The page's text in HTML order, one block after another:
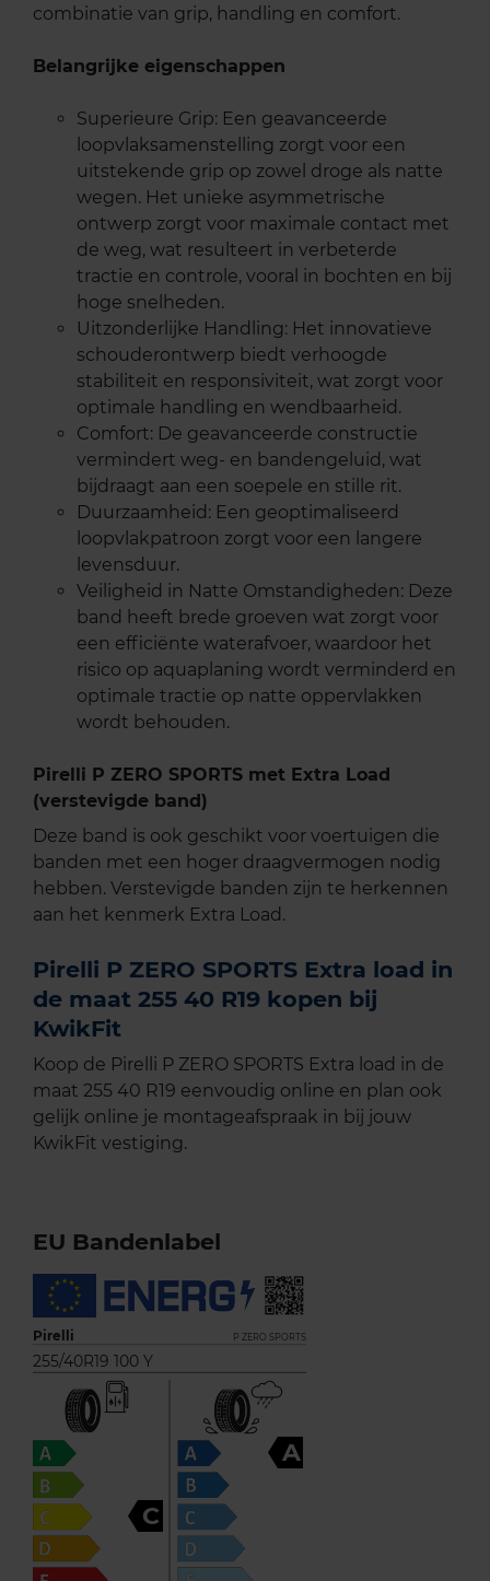
combinatie van grip, handling en comfort.
Belangrijke eigenschappen
Superieure Grip: Een geavanceerde
loopvlaksamenstelling zorgt voor een
uitstekende grip op zowel droge als natte
wegen. Het unieke asymmetrische
ontwerp zorgt voor maximale contact met
de weg, wat resulteert in verbeterde
tractie en controle, vooral in bochten en bij
hoge snelheden.
Uitzonderlijke Handling: Het innovatieve
schouderontwerp biedt verhoogde
stabiliteit en responsiviteit, wat zorgt voor
optimale handling en wendbaarheid.
Comfort: De geavanceerde constructie
vermindert weg- en bandengeluid, wat
bijdraagt aan een soepele en stille rit.
Duurzaamheid: Een geoptimaliseerd
loopvlakpatroon zorgt voor een langere
levensduur.
Veiligheid in Natte Omstandigheden: Deze
band heeft brede groeven wat zorgt voor
een efficiënte waterafvoer, waardoor het
risico op aquaplaning wordt verminderd en
optimale tractie op natte oppervlakken
wordt behouden.
Pirelli P ZERO SPORTS met Extra Load
(verstevigde band)
Deze band is ook geschikt voor voertuigen die
banden met een hoger draagvermogen nodig
hebben. Verstevigde banden zijn te herkennen
aan het kenmerk Extra Load.
Pirelli P ZERO SPORTS Extra load in
de maat 255 40 R19 kopen bij
KwikFit
Koop de Pirelli P ZERO SPORTS Extra load in de
maat 255 40 R19 eenvoudig online en plan ook
gelijk online je montageafspraak in bij jouw
KwikFit vestiging.
EU Bandenlabel
Pirelli P ZERO SPORTS
255/40R19 100 Y
C
A